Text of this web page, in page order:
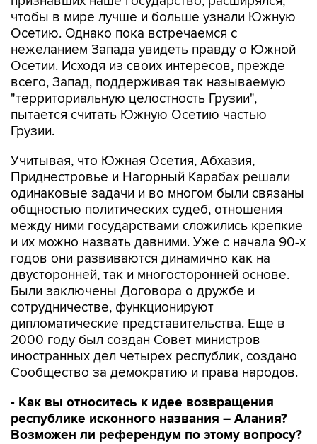
чтобы в мире лучше и больше узнали Южную
Осетию. Однако пока встречаемся с
нежеланием Запада увидеть правду о Южной
Осетии. Исходя из своих интересов, прежде
всего, Запад, поддерживая так называемую
"территориальную целостность Грузии",
пытается считать Южную Осетию частью
Грузии.
Учитывая, что Южная Осетия, Абхазия,
Приднестровье и Нагорный Карабах решали
одинаковые задачи и во многом были связаны
общностью политических судеб, отношения
между ними государствами сложились крепкие
и их можно назвать давними. Уже с начала 90-х
годов они развиваются динамично как на
двусторонней, так и многосторонней основе.
Были заключены Договора о дружбе и
сотрудничестве, функционируют
дипломатические представительства. Еще в
2000 году был создан Совет министров
иностранных дел четырех республик, создано
Сообщество за демократию и права народов.
- Как вы относитесь к идее возвращения
республике исконного названия – Алания?
Возможен ли референдум по этому вопросу?